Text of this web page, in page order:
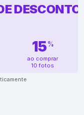
DESCONTO
15%
ao comprar
10 fotos